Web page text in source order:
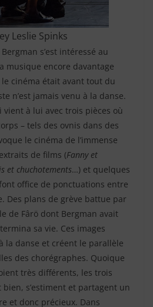
Leslie Spinks
s’est intéressé au
musique encore davantage
cinéma était avant tout du
n’est jamais venu à la danse.
vient à lui avec trois pièces où
– tels des ovnis dans des
le cinéma de l’immense
de films (Fanny et
et chuchotements…) et quelques
office de ponctuations entre
Des plans de grève battue par
de Fârö dont Bergman avait
sa vie. Ces images
la danse et créent le parallèle
des chorégraphes. Quoique
très différents, les trois
s’estiment et partagent un
et donc précieux. Dans